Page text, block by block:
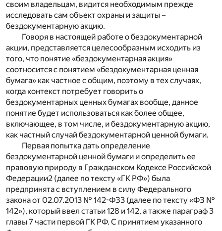
своим владельцам, видится необходимым прежде
исследовать сам объект охраны и защиты –
бездокументарную акцию.
Говоря в настоящей работе о бездокументарной
акции, представляется целесообразным исходить из
того, что понятие «бездокументарная акция»
соотносится с понятием «бездокументарная ценная
бумага» как частное с общим, поэтому в тех случаях,
когда контекст потребует говорить о
бездокументарных ценных бумагах вообще, данное
понятие будет использоваться как более общее,
включающее, в том числе, и бездокументарную акцию,
как частный случай бездокументарной ценной бумаги.
Первая попытка дать определение
бездокументарной ценной бумаги и определить ее
правовую природу в Гражданском Кодексе Российской
Федерации2 (далее по тексту «ГК РФ») была
предпринята с вступлением в силу Федерального
закона от 02.07.2013 № 142-ФЗ3 (далее по тексту «ФЗ №
142»), который ввел статьи 128 и 142, а также параграф 3
главы 7 части первой ГК РФ. С принятием указанного